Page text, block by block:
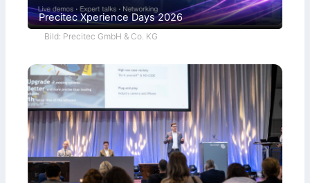
Precitec Xperience Days 2026
Bild: Precitec GmbH & Co. KG